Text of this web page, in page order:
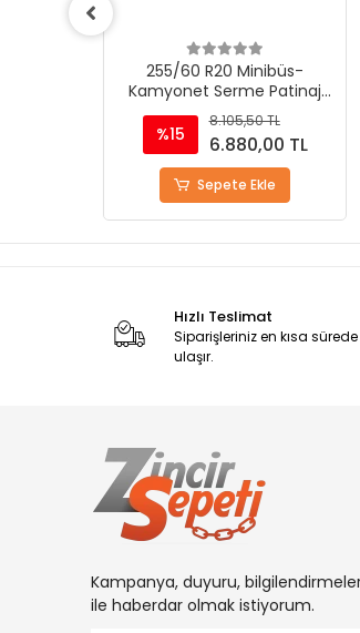
255/60 R20 Minibüs-
Kamyonet Serme Patinaj
Zinciri - M220
%15
8.105,50 TL
6.880,00 TL
Sepete Ekle
Hızlı Teslimat
Siparişleriniz en kısa
ulaşır.
Kampanya, duyuru,
ile haberdar olmak istiyorum.